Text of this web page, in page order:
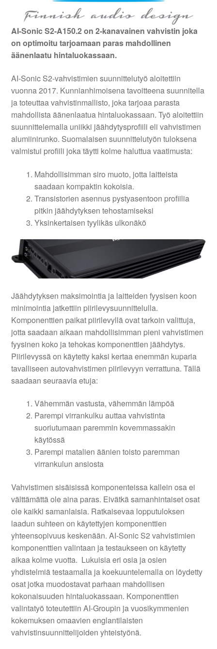
AI-Sonic S2-A150.2 on 2-kanavainen vahvistin joka
on optimoitu tarjoamaan paras mahdollinen
äänenlaatu hintaluokassaan.
AI-Sonic S2-vahvistimien suunnittelutyö aloitettiin
vuonna 2017. Kunnianhimoisena tavoitteena suunnitella
ja toteuttaa vahvistinmallisto, joka tarjoaa parasta
mahdollista äänenlaatua hintaluokassaan. Työ aloitettiin
suunnittelemalla uniikki jäähdytysprofiili eli vahvistimen
alumiinirunko. Suomalaisen suunnittelutyön tuloksena
valmistui profiili joka täytti kolme haluttua vaatimusta:
Mahdollisimman siro muoto, jotta laitteista
saadaan kompaktin kokoisia.
Transistorien asennus pystyasentoon profiilia
pitkin jäähdytyksen tehostamiseksi
Yksinkertaisen tyylikäs ulkonäkö
Jäähdytyksen maksimointia ja laitteiden fyysisen koon
minimointia jatkettiin piirilevysuunnittelulla.
Komponenttien paikat piirilevyllä ovat tarkoin valittuja,
jotta saadaan aikaan mahdollisimman pieni vahvistimen
fyysinen koko ja tehokas komponenttien jäähdytys.
Piirilevyssä on käytetty kaksi kertaa enemmän kuparia
tavalliseen autovahvistimen piirilevyyn verrattuna. Tällä
saadaan seuraavia etuja:
Vähemmän vastusta, vähemmän lämpöä
Parempi virrankulku auttaa vahvistinta
suoriutumaan paremmin kovemmassakin
käytössä
Parempi matalien äänien toisto paremman
virrankulun ansiosta
Vahvistimen sisäisissä komponenteissa kallein osa ei
välttämättä ole aina paras. Eivätkä samanhintaiset osat
ole kaikki samanlaisia. Ratkaisevaa lopputuloksen
laadun suhteen on käytettyjen komponenttien
yhteensopivuus keskenään. AI-Sonic S2 vahvistimien
komponenttien valintaan ja testaukseen on käytetty
aikaa kolme vuotta. Lukuisia eri osia ja osien
yhdistelmiä testaamalla ja koekuuntelemalla on löydetty
osat jotka muodostavat parhaan mahdollisen
kokonaisuuden hintaluokassaan. Komponenttien
valintatyö toteutettiin AI-Groupin ja vuosikymmenien
kokemuksen omaavien englantilaisten
vahvistinsuunnittelijoiden yhteistyönä.